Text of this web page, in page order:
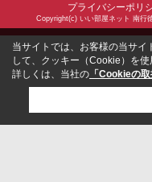
プライバシーポリ
Copyright(c) いい部屋ネット 南行
当サイトでは、お客様の当サイ
して、クッキー（Cookie）を使
詳しくは、当社の 「Cookieの